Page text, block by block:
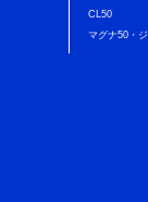
CL50
マグナ50・